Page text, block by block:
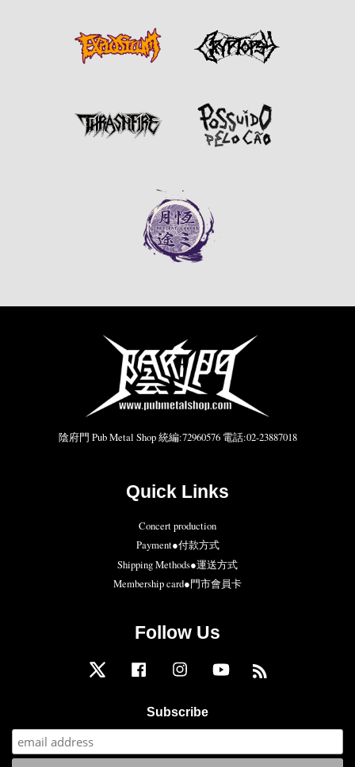
陰府門 Pub Metal Shop 統編:72960576 電話:02-23887018
Quick Links
Concert production
Payment●付款方式
Shipping Methods●運送方式
Membership card●門市會員卡
Follow Us
Twitter Facebook Instagram YouTube
Subscribe